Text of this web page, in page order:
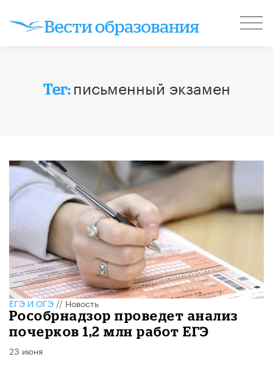
Тег: письменный экзамен
ЕГЭ И ОГЭ//Новость
​Рособрнадзор проведет анализ
почерков 1,2 млн работ ЕГЭ
23 июня